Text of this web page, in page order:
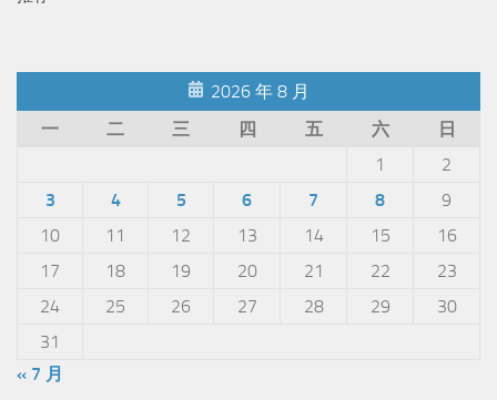
2026 年 8 月
一
二 三 四 五 六
日
1
2
3
4 5 6 7 8
9
10
11 12 13 14 15
16
17
18 19 20 21 22
23
24
25 26 27 28 29
30
31
« 7 月